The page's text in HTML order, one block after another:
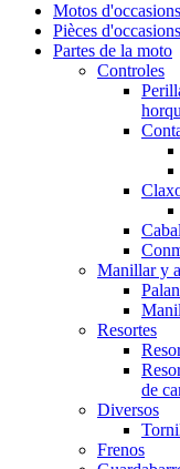
Motos d'occasions
Pièces d'occasions
Partes de la moto
Controles
Manillar y
Resortes
de
Diversos
Frenos